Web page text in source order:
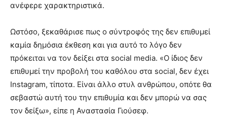
ανέφερε χαρακτηριστικά.
Ωστόσο, ξεκαθάρισε πως ο σύντροφός της δεν επιθυμεί
καμία δημόσια έκθεση και για αυτό το λόγο δεν
πρόκειται να τον δείξει στα social media. «Ο ίδιος δεν
επιθυμεί την προβολή του καθόλου στα social, δεν έχει
Instagram, τίποτα. Είναι άλλο στυλ ανθρώπου, οπότε θα
σεβαστώ αυτή του την επιθυμία και δεν μπορώ να σας
τον δείξω», είπε η Αναστασία Γιούσεφ.